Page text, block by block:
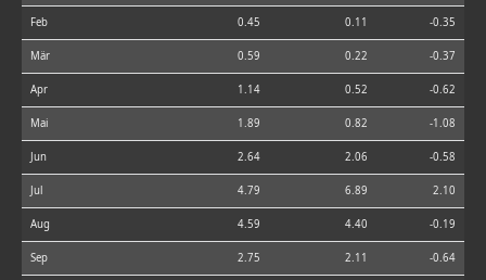
Feb 0.45 0.11 -0.35
Mär 0.59 0.22 -0.37
Apr 1.14 0.52 -0.62
Mai 1.89 0.82 -1.08
Jun 2.64 2.06 -0.58
Jul 4.79 6.89 2.10
Aug 4.59 4.40 -0.19
Sep 2.75 2.11 -0.64